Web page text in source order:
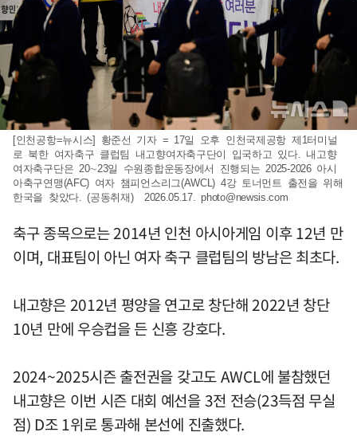
[인천공항=뉴시스] 황준선 기자 = 17일 오후 인천국제공항 제1터미널
로 북한 여자축구 클럽팀 내고향여자축구단이 입국하고 있다. 내고향
여자축구단은 20∼23일 수원종합운동장에서 진행되는 2025-2026 아시
아축구연맹(AFC) 여자 챔피언스리그(AWCL) 4강 토너먼트 출전을 위해
한국을 찾았다. (공동취재) 2026.05.17.photo@newsis.com
축구 종목으로는 2014년 인천 아시아게임 이후 12년 만
이며, 대표팀이 아닌 여자 축구 클럽팀의 방남은 최초다.
내고향은 2012년 평양을 연고로 창단해 2022년 창단
10년 만에 우승컵을 든 신흥 강호다.
2024~2025시즌 출전권을 갖고도 AWCL에 불참했던
내고향은 이번 시즌 대회 예선을 3전 전승(23득점 무실
점) D조 1위로 통과해 본선에 진출했다.